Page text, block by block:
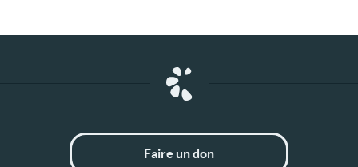
Faire un don